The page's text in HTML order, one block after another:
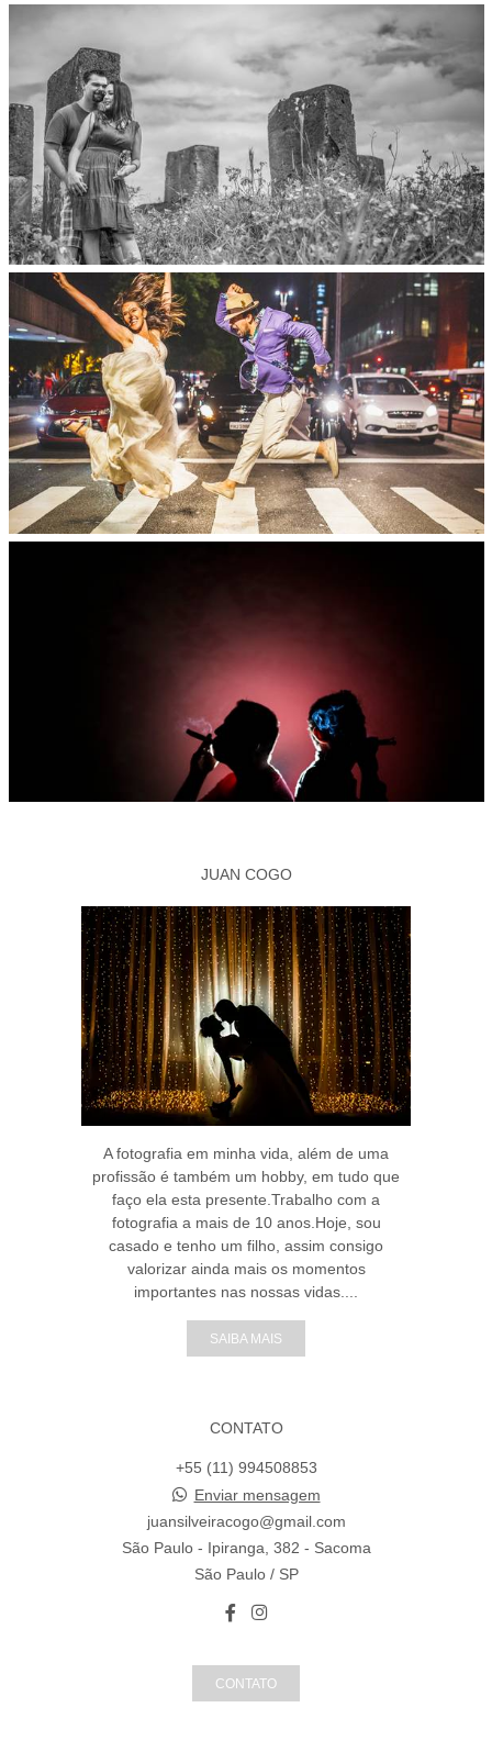
JUAN COGO
A fotografia em minha vida, além de uma
profissão é também um hobby, em tudo que
faço ela esta presente.Trabalho com a
fotografia a mais de 10 anos.Hoje, sou
casado e tenho um filho, assim consigo
valorizar ainda mais os momentos
importantes nas nossas vidas....
SAIBA MAIS
CONTATO
+55 (11) 994508853
Enviar mensagem
juansilveiracogo@gmail.com
São Paulo - Ipiranga, 382 - Sacoma
São Paulo / SP
CONTATO